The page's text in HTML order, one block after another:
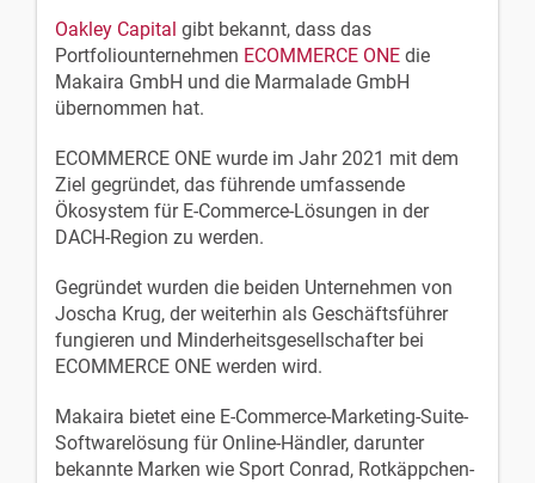
Oakley Capital gibt bekannt, dass das
Portfoliounternehmen ECOMMERCE ONE die
Makaira GmbH und die Marmalade GmbH
übernommen hat.
ECOMMERCE ONE wurde im Jahr 2021 mit dem
Ziel gegründet, das führende umfassende
Ökosystem für E-Commerce-Lösungen in der
DACH-Region zu werden.
Gegründet wurden die beiden Unternehmen von
Joscha Krug, der weiterhin als Geschäftsführer
fungieren und Minderheitsgesellschafter bei
ECOMMERCE ONE werden wird.
Makaira bietet eine E-Commerce-Marketing-Suite-
Softwarelösung für Online-Händler, darunter
bekannte Marken wie Sport Conrad, Rotkäppchen-